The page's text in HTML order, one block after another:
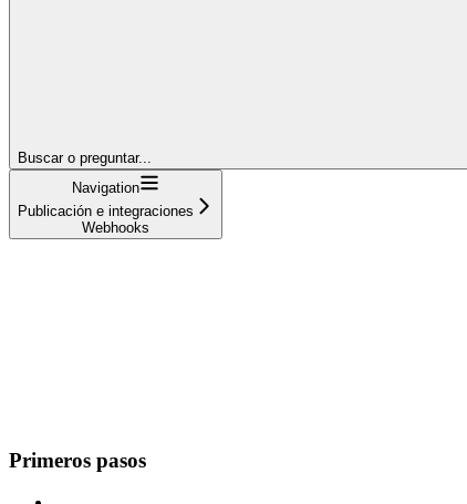
Buscar o preguntar...
Navigation
Publicación e integraciones
Webhooks
Primeros pasos